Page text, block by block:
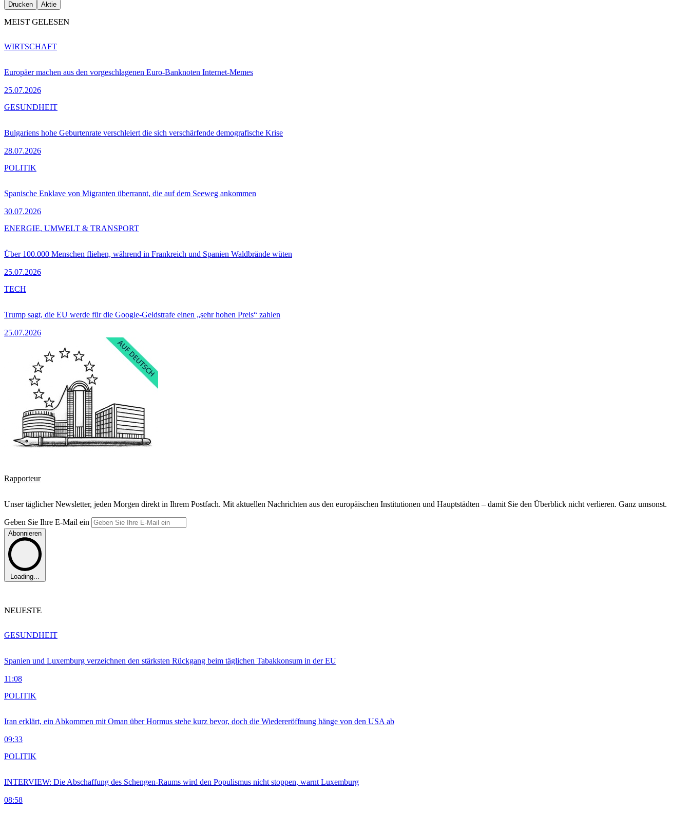
Drucken Aktie
MEIST GELESEN
Europäer machen aus den vorgeschlagenen Euro-Banknoten Internet-Memes
25.07.2026
WIRTSCHAFT
Bulgariens hohe Geburtenrate verschleiert die sich verschärfende demografische Krise
28.07.2026
GESUNDHEIT
Spanische Enklave von Migranten überrannt, die auf dem Seeweg ankommen
30.07.2026
POLITIK
Über 100.000 Menschen fliehen, während in Frankreich und Spanien Waldbrände wüten
25.07.2026
ENERGIE, UMWELT & TRANSPORT
Trump sagt, die EU werde für die Google-Geldstrafe einen „sehr hohen Preis“ zahlen
25.07.2026
TECH
Rapporteur
Unser täglicher Newsletter, jeden Morgen direkt in Ihrem Postfach. Mit aktuellen Nachrichten aus den europäischen Institutionen und Hauptstädten – damit Sie den Überblick nicht verlieren. Ganz umsonst.
Geben Sie Ihre E-Mail ein
Abonnieren
Loading...
NEUESTE
Spanien und Luxemburg verzeichnen den stärksten Rückgang beim täglichen Tabakkonsum in der EU
11:08
GESUNDHEIT
Iran erklärt, ein Abkommen mit Oman über Hormus stehe kurz bevor, doch die Wiedereröffnung hänge von den USA ab
09:33
POLITIK
INTERVIEW: Die Abschaffung des Schengen-Raums wird den Populismus nicht stoppen, warnt Luxemburg
08:58
POLITIK